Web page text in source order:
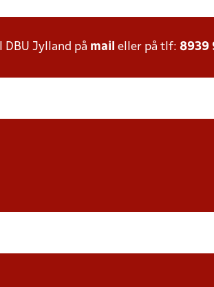
Jylland på mail eller på tlf: 8939